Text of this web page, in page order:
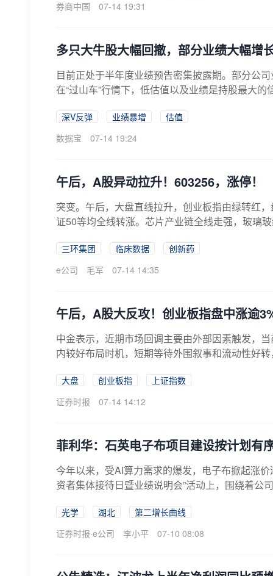
券商中国
07-14 19:31
多只大牛股大幅回撤，部分业绩大幅增
目前正处于半年度业绩预告密集披露期。部分公
在“过山车”行情下，低估值以及业绩是持股最大的
深V反弹 业绩暴增
估值
数据宝
07-14 19:24
午后，A股异动拉升！603256，涨停！
突变。午后，大盘直线拉升，创业板指由绿转红
证50等均全线转涨。芯片产业链全线走强，玻璃
三环集团 临床数据
创新药
e公司
毛军 07-14 14:35
午后，A股大反攻！创业板指盘中涨逾
中金表示，近期市场回调主要由外部因素触发，
内较好布局时机，短期等待外围叙事和流动性好
大盘 创业板指
上证指数
证券时报
07-14 14:12
菲利华：石英电子布项目建设按计划有
今年以来，受AI算力需求的爆发，电子布掀起涨
资者集体接待日暨业绩说明会”活动上，围绕着公
光学 湖北
第二增长曲线
证券时报·e公司
李小平 07-10 08:08